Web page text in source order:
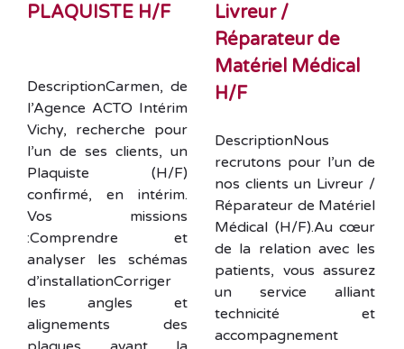
PLAQUISTE H/F
DescriptionCarmen, de
l’Agence ACTO Intérim
Vichy, recherche pour
l’un de ses clients, un
Plaquiste (H/F)
confirmé, en intérim.
Vos missions
:Comprendre et
analyser les schémas
d’installationCorriger
les angles et
alignements des
Livreur /
Réparateur de
Matériel Médical
H/F
DescriptionNous
recrutons pour l’un de
nos clients un Livreur /
Réparateur de Matériel
Médical (H/F).Au cœur
de la relation avec les
patients, vous assurez
un service alliant
technicité et
accompagnement